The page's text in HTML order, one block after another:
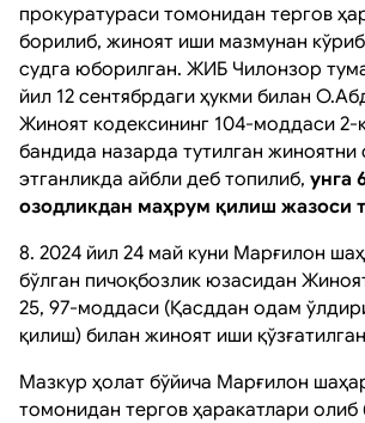
прокуратураси томонидан тергов
борилиб, жиноят иши мазмунан
судга юборилган. ЖИБ Чилонзор
йил 12 сентябрдаги ҳукми билан
Жиноят кодексининг 104-моддаси 2-
бандида назарда тутилган жиноятни
этганликда айбли деб топилиб, унга
озодликдан маҳрум қилиш жазоси
8. 2024 йил 24 май куни Марғилон
бўлган пичоқбозлик юзасидан
25, 97-моддаси (Қасддан одам
қилиш) билан жиноят иши
Мазкур ҳолат бўйича Марғилон
томонидан тергов ҳаракатлари